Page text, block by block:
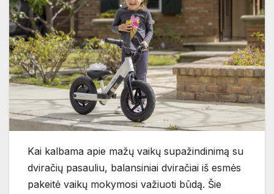
Kai kalbama apie mažų vaikų supažindinimą su
dviračių pasauliu, balansiniai dviračiai iš esmės
pakeitė vaikų mokymosi važiuoti būdą. Šie